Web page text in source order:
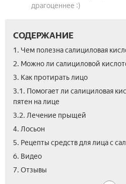
драгоценнее :)
СОДЕРЖАНИЕ
1. Чем полезна салициловая
2. Можно ли салициловой
3. Как протирать лицо
3.1. Помогает ли салициловая
пятен на лице
3.2. Лечение прыщей
4. Лосьон
5. Рецепты средств для лица с
6. Видео
7. Отзывы